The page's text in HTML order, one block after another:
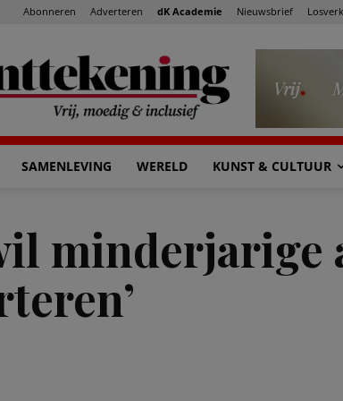
Abonneren Adverteren dK Academie Nieuwsbrief
SAMENLEVING WERELD KUNST & CULTUUR
minderjarige